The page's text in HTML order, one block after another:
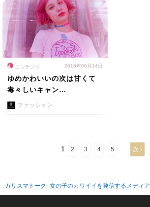
コンテンツ 2016年06月14日
ゆめかわいいの次は甘くて
毒々しいキャン…
ファッション
1 2 3 4 5 次 ›
カリスマトーク_女の子のカワイイを発信するメディア